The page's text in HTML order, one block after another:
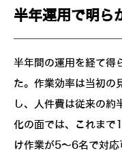
半年運用で明ら
半年間の運用を経て得
た。作業効率は当初の
し、人件費は従来の約
化の面では、これま
け作業が5～6名で対応